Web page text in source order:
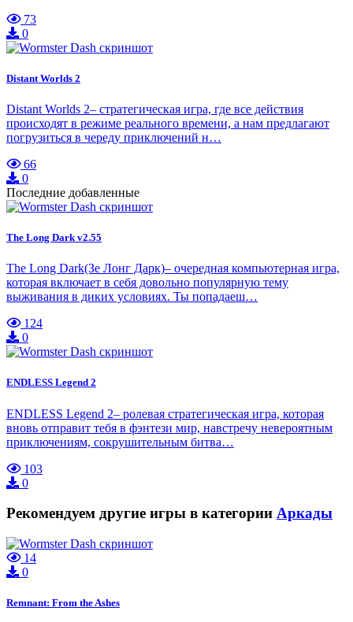
73
0
Distant Worlds 2
Distant Worlds 2– стратегическая игра, где все действия
происходят в режиме реального времени, а нам предлагают
погрузиться в череду приключений н…
66
0
Последние добавленные
The Long Dark v2.55
The Long Dark(Зе Лонг Дарк)– очередная компьютерная игра,
которая включает в себя довольно популярную тему
выживания в диких условиях. Ты попадаеш…
124
0
ENDLESS Legend 2
ENDLESS Legend 2– ролевая стратегическая игра, которая
вновь отправит тебя в фэнтези мир, навстречу невероятным
приключениям, сокрушительным битва…
103
0
Рекомендуем другие игры в категории Аркады
14
0
Remnant: From the Ashes